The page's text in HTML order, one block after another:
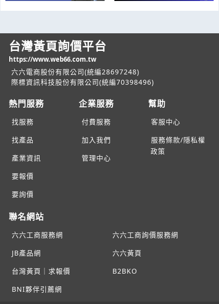
台灣黃頁詢價平台
https://www.web66.com.tw
六六電商股份有限公司(統編28697248)
際標資訊科技股份有限公司(統編70398496)
熱門服務
找服務
找產品
產業資訊
要報價
要詢價
企業服務
付費服務
加入我們
管理中心
幫助
客服中心
服務條款/隱私權
政策
聯名網站
六六工商服務網
六六工商詢價服務網
JB產品網
六六黃頁
台灣黃頁｜求報價
B2BKO
BNI夥伴引薦網